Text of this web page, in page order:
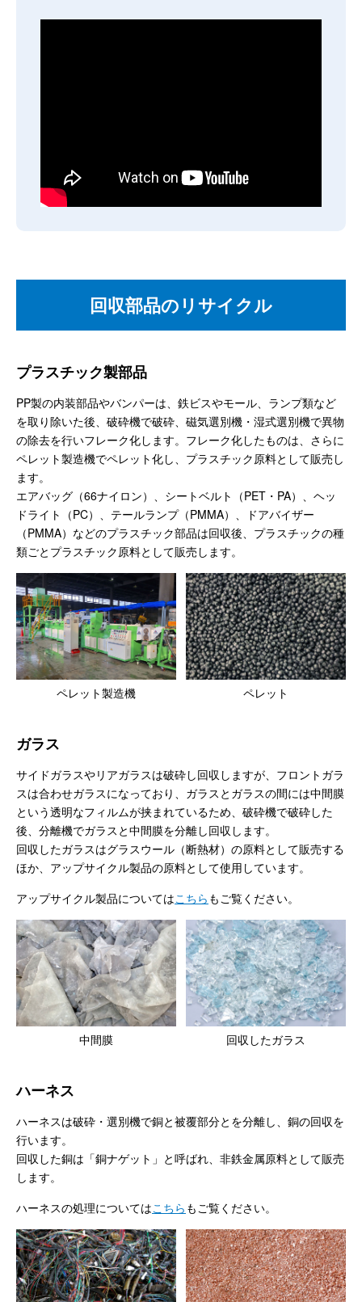
回収部品のリサイクル
プラスチック製部品
PP製の内装部品やバンパーは、鉄ビスやモール、ランプ類など
を取り除いた後、破砕機で破砕、磁気選別機・湿式選別機で異物
の除去を行いフレーク化します。フレーク化したものは、さらに
ペレット製造機でペレット化し、プラスチック原料として販売し
ます。
エアバッグ（66ナイロン）、シートベルト（PET・PA）、ヘッ
ドライト（PC）、テールランプ（PMMA）、ドアバイザー
（PMMA）などのプラスチック部品は回収後、プラスチックの種
類ごとプラスチック原料として販売します。
ペレット製造機 ペレット
ガラス
サイドガラスやリアガラスは破砕し回収しますが、フロントガラ
スは合わせガラスになっており、ガラスとガラスの間には中間膜
という透明なフィルムが挟まれているため、破砕機で破砕した
後、分離機でガラスと中間膜を分離し回収します。
回収したガラスはグラスウール（断熱材）の原料として販売する
ほか、アップサイクル製品の原料として使用しています。
アップサイクル製品についてはこちら もご覧ください。
中間膜 回収したガラス
ハーネス
ハーネスは破砕・選別機で銅と被覆部分とを分離し、銅の回収を
行います。
回収した銅は「銅ナゲット」と呼ばれ、非鉄金属原料として販売
します。
ハーネスの処理についてはこちら もご覧ください。